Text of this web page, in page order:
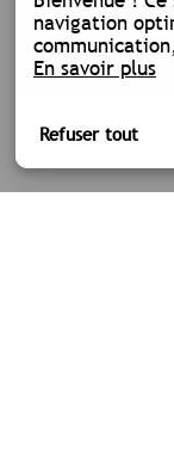
navigation
En savoir plus